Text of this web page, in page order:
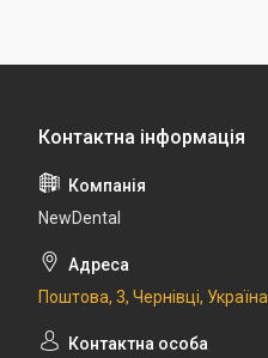
NewDental
Поштова, 3, Чернівці, Україна